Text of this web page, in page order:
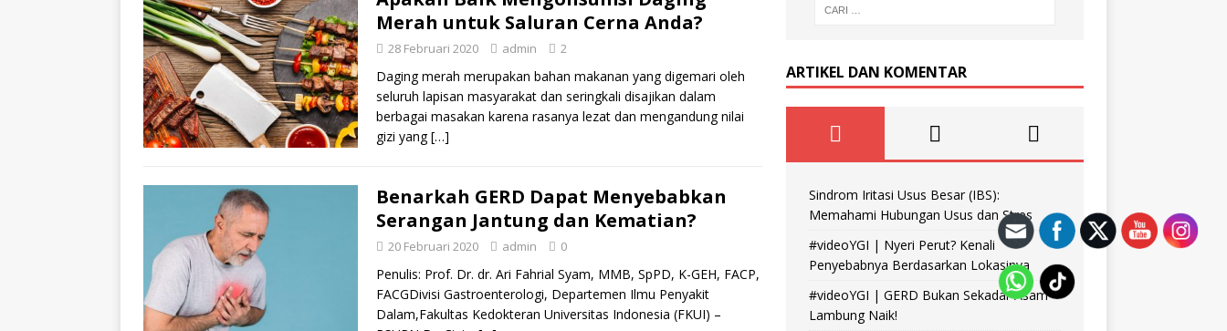
Merah untuk Saluran Cerna Anda?
28 Februari 2020 admin 2
Daging merah merupakan bahan makanan yang digemari oleh
seluruh lapisan masyarakat dan seringkali disajikan dalam
berbagai masakan karena rasanya lezat dan mengandung nilai
gizi yang[…]
Benarkah GERD Dapat Menyebabkan
Serangan Jantung dan Kematian?
20 Februari 2020 admin 0
Penulis: Prof. Dr. dr. Ari Fahrial Syam, MMB, SpPD, K-GEH, FACP,
FACGDivisi Gastroenterologi, Departemen Ilmu Penyakit
Dalam,Fakultas Kedokteran Universitas Indonesia (FKUI) –
ARTIKEL DAN KOMENTAR
Sindrom Iritasi Usus Besar (IBS):
Memahami Hubungan Usus dan Stres
#videoYGI | Nyeri Perut? Kenali
Penyebabnya Berdasarkan Lokasinya
#videoYGI | GERD Bukan Sekadar Asam
Lambung Naik!